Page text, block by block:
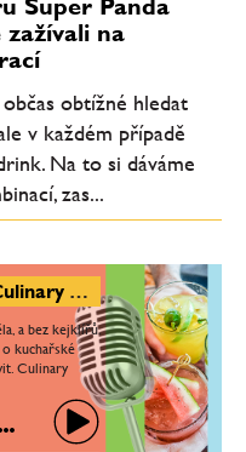
zažívali na
obtížné hledat
v každém případě
Na to si dáváme
zas...
Tomáš Kalina: Symposium Culinary Prague má být surová gastronomie
a bez kejklířů.
o kuchařské
Culinary